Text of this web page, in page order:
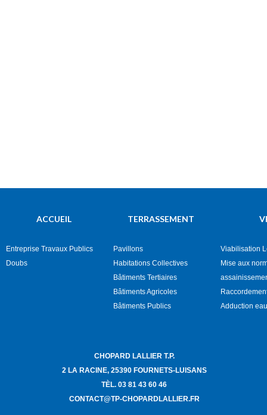
ACCUEIL
Entreprise Travaux Publics
Doubs
TERRASSEMENT
Pavillons
Habitations Collectives
Bâtiments Tertiaires
Bâtiments Agricoles
Bâtiments Publics
Viabilisation
Mise aux
Adduction
CHOPARD LALLIER T.P.
2 LA RACINE, 25390 FOURNETS-LUISANS
TÈL. 03 81 43 60 46
CONTACT@TP-CHOPARDLALLIER.FR